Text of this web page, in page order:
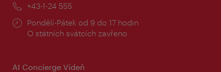
Telefon:
+43-1-24 555
Provozní
doba:
Pondělí-Pátek od 9 do 17 hodin
O státních svátcích zavřeno
AI Concierge Vídeň